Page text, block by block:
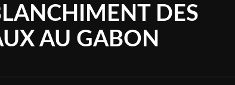
DES
AU GABON